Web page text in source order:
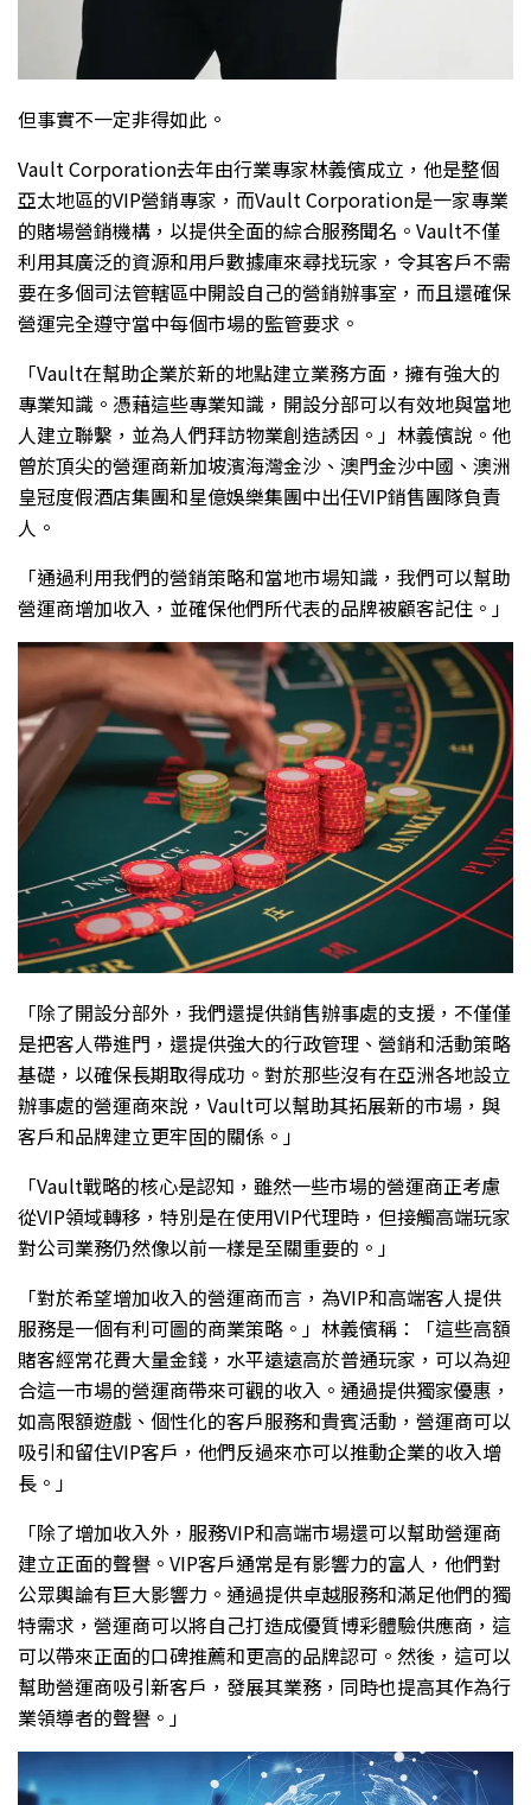
但事實不一定非得如此。
Vault Corporation去年由行業專家林義儐成立，他是整個
亞太地區的VIP營銷專家，而Vault Corporation是一家專業
的賭場營銷機構，以提供全面的綜合服務聞名。Vault不僅
利用其廣泛的資源和用戶數據庫來尋找玩家，令其客戶不需
要在多個司法管轄區中開設自己的營銷辦事室，而且還確保
營運完全遵守當中每個市場的監管要求。
「Vault在幫助企業於新的地點建立業務方面，擁有強大的
專業知識。憑藉這些專業知識，開設分部可以有效地與當地
人建立聯繫，並為人們拜訪物業創造誘因。」林義儐說。他
曾於頂尖的營運商新加坡濱海灣金沙、澳門金沙中國、澳洲
皇冠度假酒店集團和星億娛樂集團中出任VIP銷售團隊負責
人。
「通過利用我們的營銷策略和當地市場知識，我們可以幫助
營運商增加收入，並確保他們所代表的品牌被顧客記住。」
「除了開設分部外，我們還提供銷售辦事處的支援，不僅僅
是把客人帶進門，還提供強大的行政管理、營銷和活動策略
基礎，以確保長期取得成功。對於那些沒有在亞洲各地設立
辦事處的營運商來說，Vault可以幫助其拓展新的市場，與
客戶和品牌建立更牢固的關係。」
「Vault戰略的核心是認知，雖然一些市場的營運商正考慮
從VIP領域轉移，特別是在使用VIP代理時，但接觸高端玩家
對公司業務仍然像以前一樣是至關重要的。」
「對於希望增加收入的營運商而言，為VIP和高端客人提供
服務是一個有利可圖的商業策略。」林義儐稱：「這些高額
賭客經常花費大量金錢，水平遠遠高於普通玩家，可以為迎
合這一市場的營運商帶來可觀的收入。通過提供獨家優惠，
如高限額遊戲、個性化的客戶服務和貴賓活動，營運商可以
吸引和留住VIP客戶，他們反過來亦可以推動企業的收入增
長。」
「除了增加收入外，服務VIP和高端市場還可以幫助營運商
建立正面的聲譽。VIP客戶通常是有影響力的富人，他們對
公眾輿論有巨大影響力。通過提供卓越服務和滿足他們的獨
特需求，營運商可以將自己打造成優質博彩體驗供應商，這
可以帶來正面的口碑推薦和更高的品牌認可。然後，這可以
幫助營運商吸引新客戶，發展其業務，同時也提高其作為行
業領導者的聲譽。」